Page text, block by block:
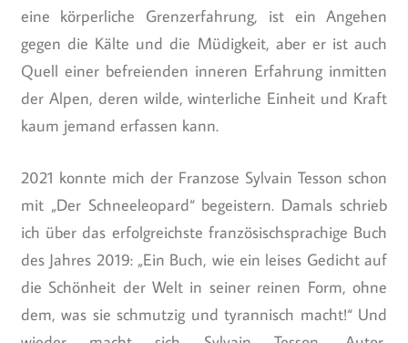
eine körperliche Grenzerfahrung, ist ein Angehen
gegen die Kälte und die Müdigkeit, aber er ist auch
Quell einer befreienden inneren Erfahrung inmitten
der Alpen, deren wilde, winterliche Einheit und Kraft
kaum jemand erfassen kann.
2021 konnte mich der Franzose Sylvain Tesson schon
mit „Der Schneeleopard“ begeistern. Damals schrieb
ich über das erfolgreichste französischsprachige Buch
des Jahres 2019: „Ein Buch, wie ein leises Gedicht auf
die Schönheit der Welt in seiner reinen Form, ohne
dem, was sie schmutzig und tyrannisch macht!“ Und